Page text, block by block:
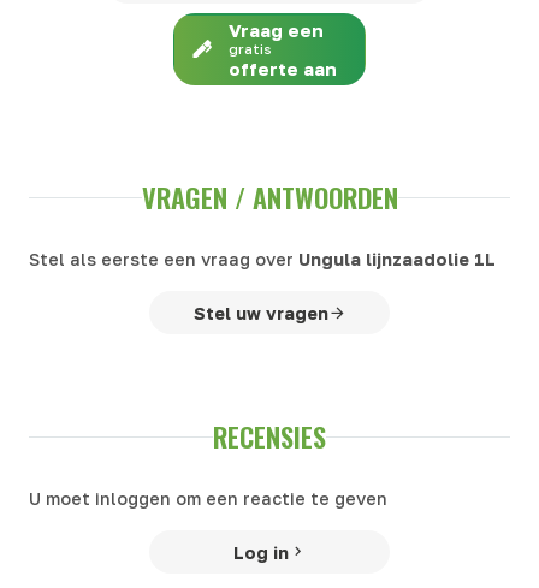
Vraag een
gratis
offerte aan
VRAGEN / ANTWOORDEN
Stel als eerste een vraag over Ungula lijnzaadolie 1L
Stel uw vragen
RECENSIES
U moet inloggen om een reactie te geven
Log in